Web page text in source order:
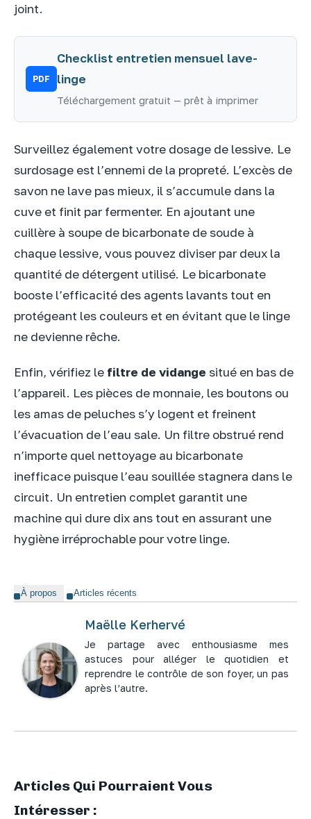
joint.
PDF
Checklist entretien mensuel lave-
linge
Téléchargement gratuit — prêt à imprimer
Surveillez également votre dosage de lessive. Le
surdosage est l’ennemi de la propreté. L’excès de
savon ne lave pas mieux, il s’accumule dans la
cuve et finit par fermenter. En ajoutant une
cuillère à soupe de bicarbonate de soude à
chaque lessive, vous pouvez diviser par deux la
quantité de détergent utilisé. Le bicarbonate
booste l’efficacité des agents lavants tout en
protégeant les couleurs et en évitant que le linge
ne devienne rêche.
Enfin, vérifiez le filtre de vidange situé en bas de
l’appareil. Les pièces de monnaie, les boutons ou
les amas de peluches s’y logent et freinent
l’évacuation de l’eau sale. Un filtre obstrué rend
n’importe quel nettoyage au bicarbonate
inefficace puisque l’eau souillée stagnera dans le
circuit. Un entretien complet garantit une
machine qui dure dix ans tout en assurant une
hygiène irréprochable pour votre linge.
À propos Articles récents
Maëlle Kerhervé
Je partage avec enthousiasme mes
astuces pour alléger le quotidien et
reprendre le contrôle de son foyer, un pas
après l’autre.
Articles Qui Pourraient Vous
Intéresser :